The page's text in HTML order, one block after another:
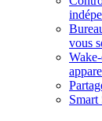
vous
Smart